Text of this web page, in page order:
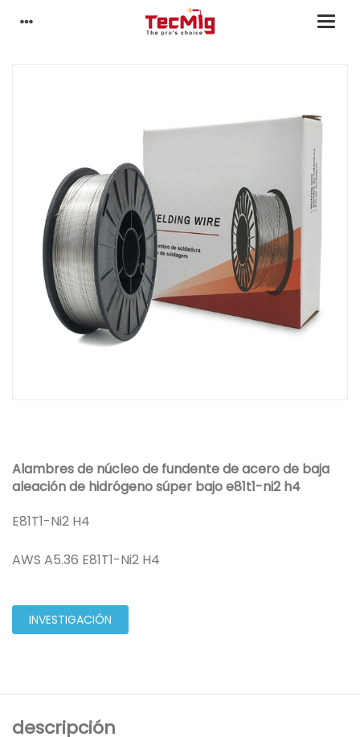
Alambres de núcleo de fundente de acero de baja
aleación de hidrógeno súper bajo e81t1-ni2 h4
E81T1-Ni2 H4
AWS A5.36 E81T1-Ni2 H4
INVESTIGACIÓN
descripción